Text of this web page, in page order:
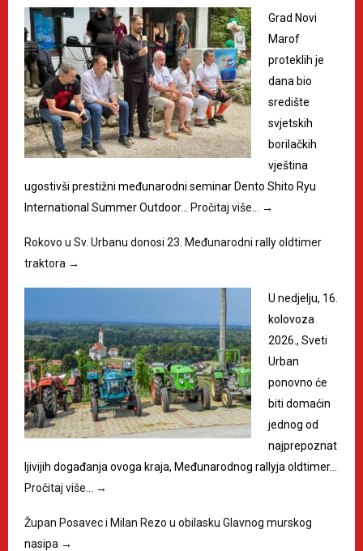
Grad Novi
Marof
proteklih je
dana bio
središte
svjetskih
borilačkih
vještina
ugostivši prestižni međunarodni seminar Dento Shito Ryu
International Summer Outdoor…
Pročitaj više… →
Rokovo u Sv. Urbanu donosi 23. Međunarodni rally oldtimer
traktora →
U nedjelju, 16.
kolovoza
2026., Sveti
Urban
ponovno će
biti domaćin
jednog od
najprepoznat
ljivijih događanja ovoga kraja, Međunarodnog rallyja oldtimer…
Pročitaj više…
→
Župan Posavec i Milan Rezo u obilasku Glavnog murskog
nasipa →